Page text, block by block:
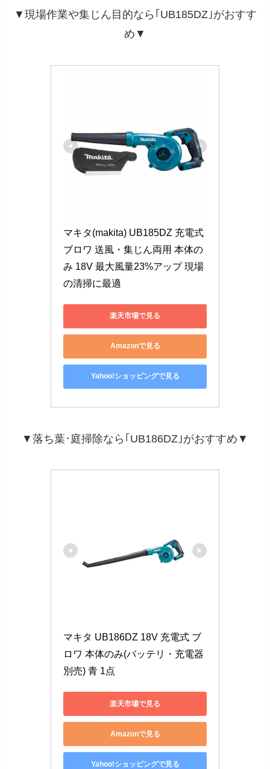
▼現場作業や集じん目的なら｢UB185DZ｣がおすす
め▼
マキタ(makita) UB185DZ 充電式
ブロワ 送風・集じん両用 本体の
み 18V 最大風量23%アップ 現場
の清掃に最適
楽天市場で見る
Amazonで見る
Yahoo!ショッピングで見る
▼落ち葉･庭掃除なら｢UB186DZ｣がおすすめ▼
マキタ UB186DZ 18V 充電式 ブ
ロワ 本体のみ(バッテリ・充電器
別売) 青 1点
楽天市場で見る
Amazonで見る
Yahoo!ショッピングで見る